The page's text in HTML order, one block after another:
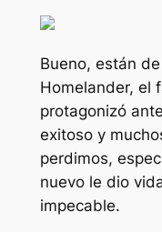
Bueno, están
Homelander, el
protagonizó
exitoso y
perdimos,
nuevo le dio
impecable.